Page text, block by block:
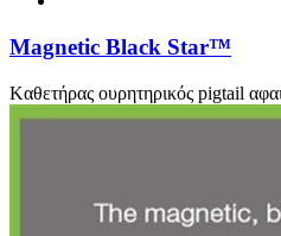
Magnetic Black Star™
Kαθετήρας ουρητηρικός pigtail